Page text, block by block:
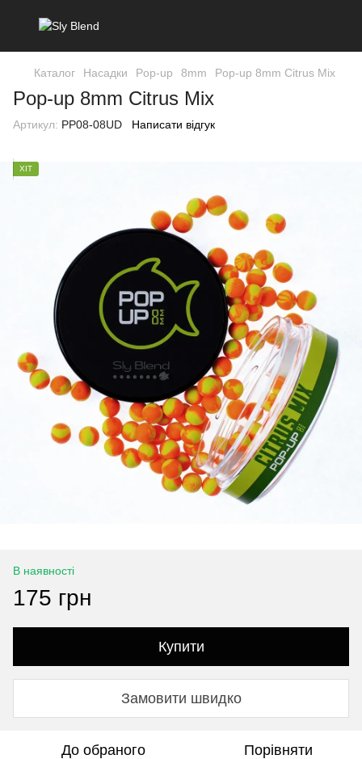
Каталог Насадки Pop-up 8mm Pop-up 8mm Citrus Mix
Pop-up 8mm Citrus Mix
Артикул: PP08-08UD Написати відгук
ХІТ
В наявності
175 грн
Купити
Замовити швидко
До обраного Порівняти